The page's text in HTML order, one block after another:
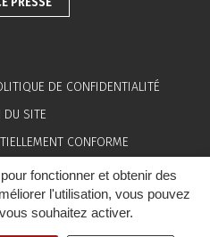
fonctionner et obtenir des
l'utilisation, vous pouvez
souhaitez activer.
DE CONFIDENTIALITÉ
DU SITE
CONFORME
D’EMPLOI
PUBLICS